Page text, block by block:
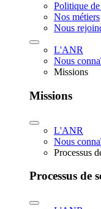
Politique de
Nos métiers
Nous
L'ANR
Nous
Missions
Missions
L'ANR
Nous
Processus
Processus de